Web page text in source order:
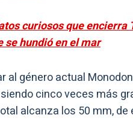
curiosos que
se hundió en el mar
al género actual
cinco veces más
alcanza los 50 mm,